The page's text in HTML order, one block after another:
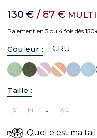
130 € / 87 €
Paiement en 3 ou 4 fois dès
Couleur : ECRU
Taille :
S M L XL
Quelle est ma